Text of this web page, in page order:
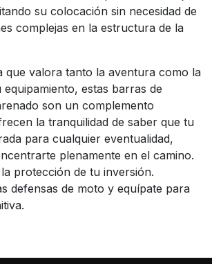
su colocación sin necesidad de
complejas en la estructura de la
que valora tanto la aventura como la
equipamiento, estas barras de
son un complemento
la tranquilidad de saber que tu
para cualquier eventualidad,
plenamente en el camino.
protección de tu inversión.
defensas de moto y equípate para